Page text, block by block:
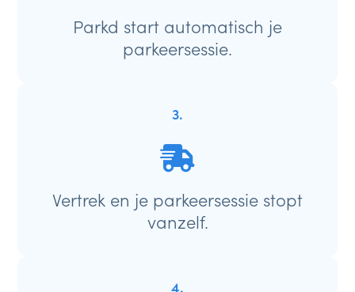
Parkd start automatisch je
parkeersessie.
3.
Vertrek en je parkeersessie stopt
vanzelf.
4.